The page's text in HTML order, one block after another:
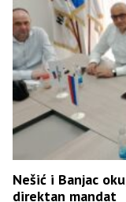
Nešić i Banjac
direktan mandat